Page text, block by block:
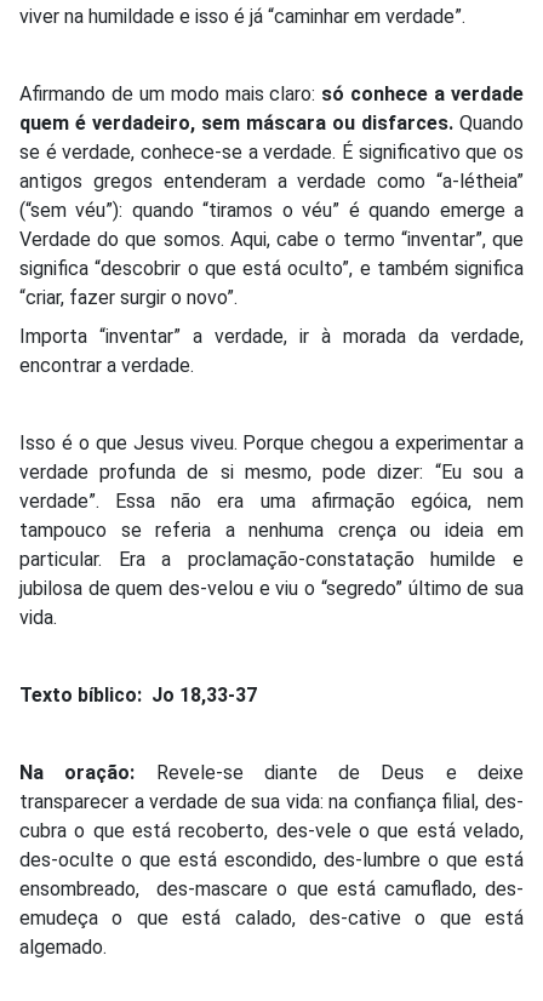
viver na humildade e isso é já “caminhar em verdade”.
Afirmando de um modo mais claro: só conhece a verdade
quem é verdadeiro, sem máscara ou disfarces. Quando
se é verdade, conhece-se a verdade. É significativo que os
antigos gregos entenderam a verdade como “a-létheia”
(“sem véu”): quando “tiramos o véu” é quando emerge a
Verdade do que somos. Aqui, cabe o termo “inventar”, que
significa “descobrir o que está oculto”, e também significa
“criar, fazer surgir o novo”.
Importa “inventar” a verdade, ir à morada da verdade,
encontrar a verdade.
Isso é o que Jesus viveu. Porque chegou a experimentar a
verdade profunda de si mesmo, pode dizer: “Eu sou a
verdade”. Essa não era uma afirmação egóica, nem
tampouco se referia a nenhuma crença ou ideia em
particular. Era a proclamação-constatação humilde e
jubilosa de quem des-velou e viu o “segredo” último de sua
vida.
Texto bíblico: Jo 18,33-37
Na oração: Revele-se diante de Deus e deixe
transparecer a verdade de sua vida: na confiança filial, des-
cubra o que está recoberto, des-vele o que está velado,
des-oculte o que está escondido, des-lumbre o que está
ensombreado, des-mascare o que está camuflado, des-
emudeça o que está calado, des-cative o que está
algemado.